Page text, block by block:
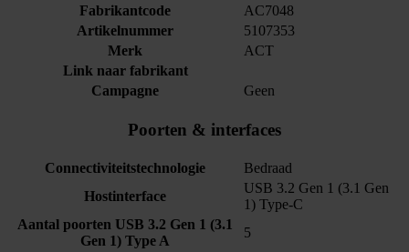
Fabrikantcode
AC7048
Artikelnummer
5107353
Merk
ACT
Link naar fabrikant
Campagne
Geen
Poorten & interfaces
Connectiviteitstechnologie
Bedraad
Hostinterface
USB 3.2 Gen 1 (3.1 Gen
1) Type-C
Aantal poorten USB 3.2 Gen 1 (3.1
Gen 1) Type A
5